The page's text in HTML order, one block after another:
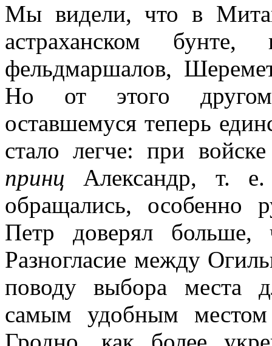
Мы видели, что в
астраханском
фельдмаршалов,
Но от этого
оставшемуся теперь
стало легче: при
принц Александр, т.
обращались, особенно
Петр доверял больше,
Разногласие между
поводу выбора места
самым удобным